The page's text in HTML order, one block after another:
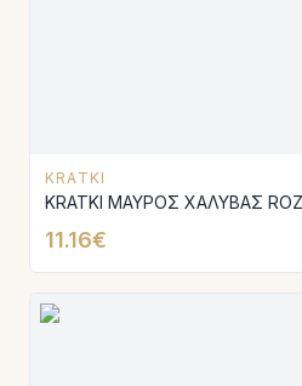
KRATKI
KRATKI ΜΑΥΡΟΣ ΧΑΛΥΒΑΣ
11.16€